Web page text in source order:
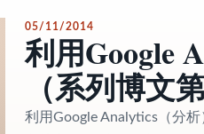
05/11/2014
利用Google
（系列博文
利用Google Analytics（分